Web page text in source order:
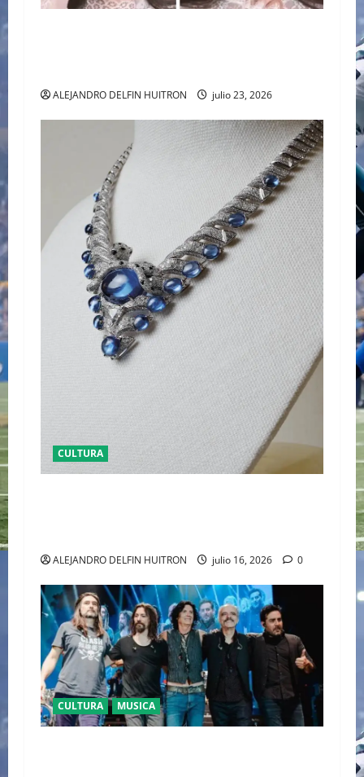
ALEJANDRO DELFIN HUITRON julio 23, 2026
CULTURA
ALEJANDRO DELFIN HUITRON julio 16, 2026 0
CULTURA MUSICA